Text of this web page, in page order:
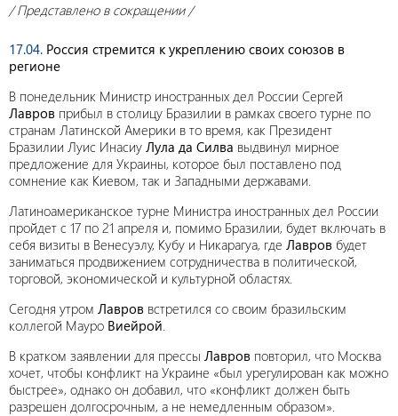
/ Представлено в сокращении /
17.04. Россия стремится к укреплению своих союзов в
регионе
В понедельник Министр иностранных дел России Сергей
Лавров прибыл в столицу Бразилии в рамках своего турне по
странам Латинской Америки в то время, как Президент
Бразилии Луис Инасиу Лула да Силва выдвинул мирное
предложение для Украины, которое был поставлено под
сомнение как Киевом, так и Западными державами.
Латиноамериканское турне Министра иностранных дел России
пройдет с 17 по 21 апреля и, помимо Бразилии, будет включать в
себя визиты в Венесуэлу, Кубу и Никарагуа, где Лавров будет
заниматься продвижением сотрудничества в политической,
торговой, экономической и культурной областях.
Сегодня утром Лавров встретился со своим бразильским
коллегой Мауро Виейрой.
В кратком заявлении для прессы Лавров повторил, что Москва
хочет, чтобы конфликт на Украине «был урегулирован как можно
быстрее», однако он добавил, что «конфликт должен быть
разрешен долгосрочным, а не немедленным образом».